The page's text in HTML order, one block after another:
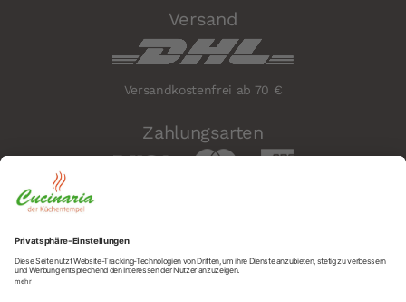
Versand
Versandkostenfrei ab 70 €
Zahlungsarten
Sicherheit